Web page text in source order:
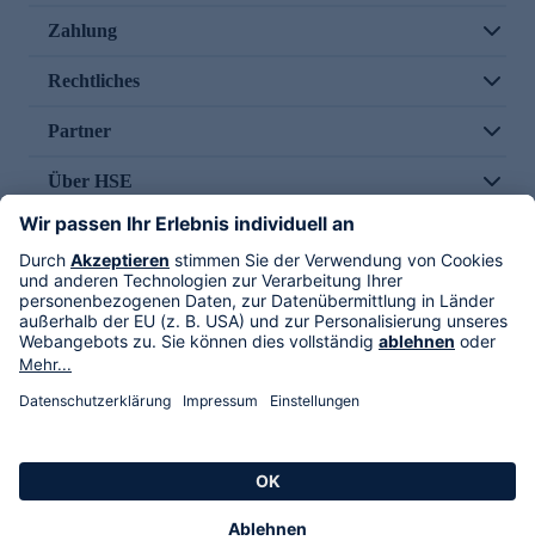
Zahlung
Rechtliches
Partner
Über HSE
Im TV
HSE International